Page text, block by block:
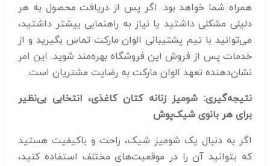
همراه شما خواهد بود. اگر پس از دریافت محصول به هر
دلیلی مشکلی داشتید یا نیاز به راهنمایی بیشتر داشتید،
می‌توانید با تیم پشتیبانی الوان مارکت تماس بگیرید و از
خدمات پس از فروش این فروشگاه بهره‌مند شوید. این امر
نشان‌دهنده تعهد الوان مارکت به رضایت مشتریان است.
نتیجه‌گیری: شومیز زنانه کتان کاغذی، انتخابی بی‌نظیر
برای هر بانوی شیک‌پوش
اگر به دنبال یک شومیز شیک، راحت و باکیفیت هستید
که بتوانید آن را در موقعیت‌های مختلف استفاده کنید،